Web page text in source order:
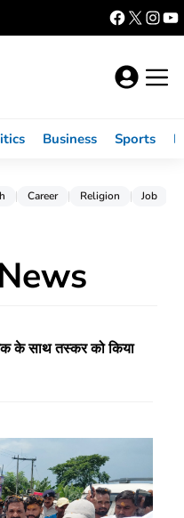
Business Sports
Career Religion Job
के साथ तस्कर को किया